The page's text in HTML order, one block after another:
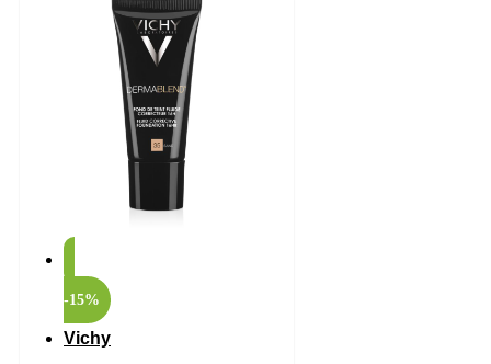
-15%
Vichy